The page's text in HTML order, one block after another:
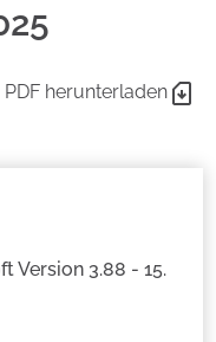
herunterladen
Version 3.88 - 15.